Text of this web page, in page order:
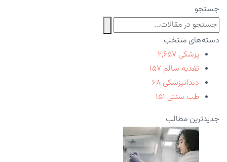
جستجو
دسته‌های منتخب
پزشکی ۲,۶۵۷
تغذیه سالم ۱۵۷
دندانپزشکی ۶۸
طب سنتی ۱۵۱
جدیدترین مطالب